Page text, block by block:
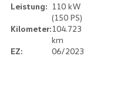
Leistung: 110 kW
(150 PS)
Kilometer:104.723
km
EZ:
06/2023